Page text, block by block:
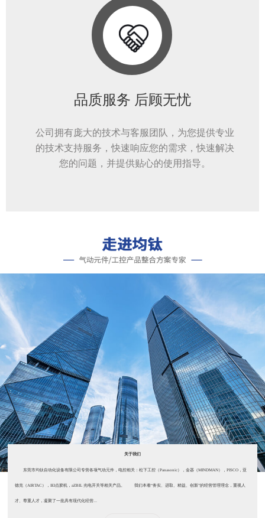
品质服务 后顾无忧
公司拥有庞大的技术与客服团队，为您提供专业
的技术支持服务，快速响应您的需求，快速解决
您的问题，并提供贴心的使用指导。
关于我们
东莞市均钛自动化设备有限公司专营各项气动元件，电控相关：松下工控（Panasonic），金器（MINDMAN），PISCO，亚
德克（AIRTAC），IEI点胶机，aZBIL 光电开关等相关产品。 我们本着“务实、进取、精益、创新”的经营管理理念，重视人
才、尊重人才，凝聚了一批具有现代化经营...